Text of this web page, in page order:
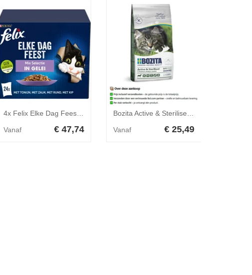
4x Felix Elke Dag Feest Mix Selectie in Gelei 24 x 85 gr
Vanaf € 47,74 Vanaf € 25,49